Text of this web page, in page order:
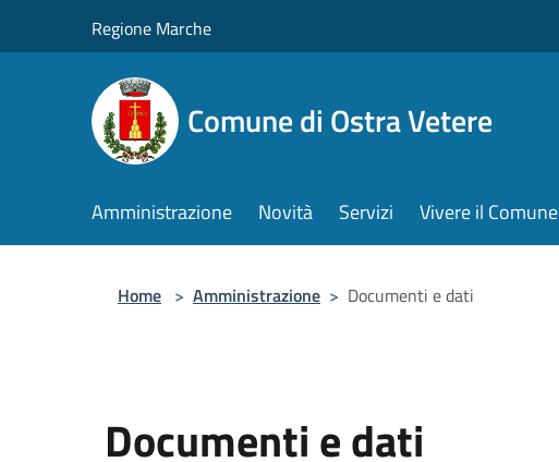
Regione Marche
Comune di Ostra Vetere
Amministrazione Novità Servizi Vivere il Comune
Home > Amministrazione > Documenti e dati
Documenti e dati